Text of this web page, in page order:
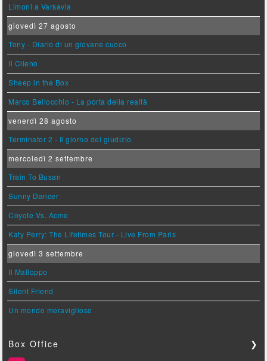
Limoni a Varsavia
giovedì 27 agosto
Tony - Diario di un giovane cuoco
Il Cileno
Sheep in the Box
Marco Bellocchio - La porta della realtà
venerdì 28 agosto
Terminator 2 - Il giorno del giudizio
mercoledì 2 settembre
Train To Busan
Sunny Dancer
Coyote Vs. Acme
Katy Perry: The Lifetimes Tour - Live From Paris
giovedì 3 settembre
Il Malloppo
Silent Friend
Un mondo meraviglioso
Box Office ❯